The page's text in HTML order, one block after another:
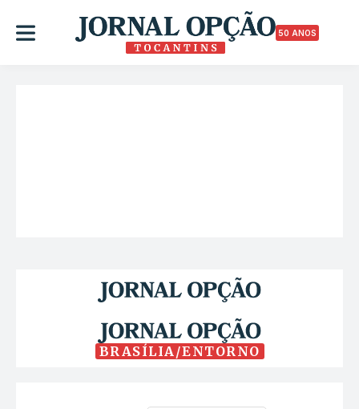
50 ANOS
BRASÍLIA/ENTORNO